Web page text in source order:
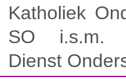
Katholiek
SO i.s.m.
Dienst